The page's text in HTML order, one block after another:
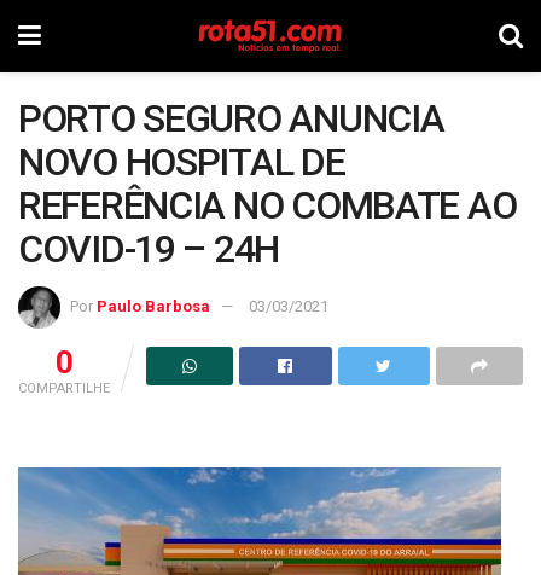
PORTO SEGURO ANUNCIA
NOVO HOSPITAL DE
REFERÊNCIA NO COMBATE AO
COVID-19 – 24H
Por Paulo Barbosa 03/03/2021
0
COMPARTILHE